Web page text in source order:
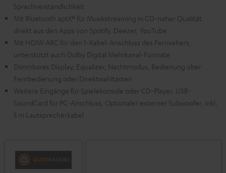
Sprachverständlichkeit
Mit Bluetooth aptX® für Musikstreaming in CD-naher Qualität
direkt aus den Apps von Spotify, Deezer, YouTube
Mit HDMI ARC für den 1-Kabel-Anschluss des Fernsehers,
unterstützt auch Dolby Digital Mehrkanal-Formate
Dimmbares Display, Equalizer, Nachtmodus, Bedienung über
Fernbedienung oder Direktwahltasten
Weitere Eingänge für Spielekonsole oder CD-Player, USB-
SoundCard für PC-Anschluss, Optionaler externer Subwoofer, inkl.
5 m Lautsprecherkabel